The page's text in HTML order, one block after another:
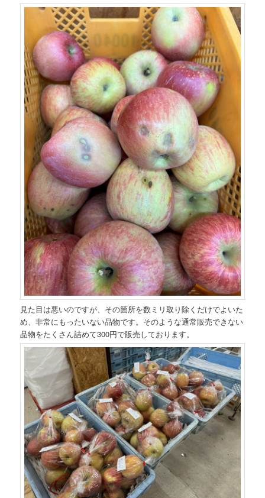
見た目は悪いのですが、その箇所を数ミリ取り除くだけでよいた
め、非常にもったいない品物です。そのような通常販売できない
品物をたくさん詰めて300円で販売しております。